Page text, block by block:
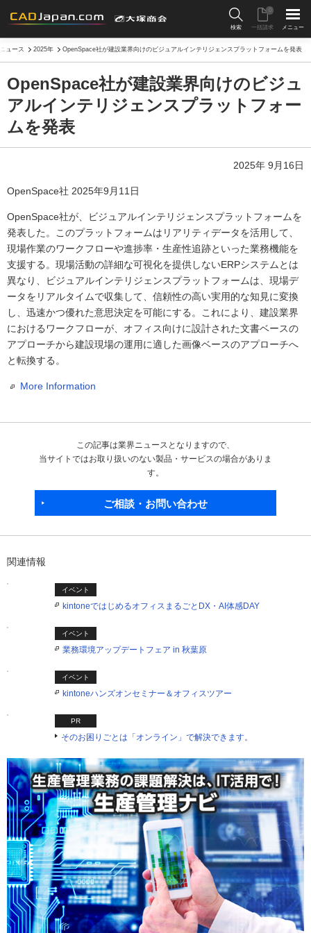
検索 一括請求
0
メニュー
ニュース 2025年 OpenSpace社が建設業界向けのビジュアルインテリジェンスプラットフォームを発表
OpenSpace社が建設業界向けのビジュ
アルインテリジェンスプラットフォー
ムを発表
2025年 9月16日
OpenSpace社 2025年9月11日
OpenSpace社が、ビジュアルインテリジェンスプラットフォームを
発表した。このプラットフォームはリアリティデータを活用して、
現場作業のワークフローや進捗率・生産性追跡といった業務機能を
支援する。現場活動の詳細な可視化を提供しないERPシステムとは
異なり、ビジュアルインテリジェンスプラットフォームは、現場デ
ータをリアルタイムで収集して、信頼性の高い実用的な知見に変換
し、迅速かつ優れた意思決定を可能にする。これにより、建設業界
におけるワークフローが、オフィス向けに設計された文書ベースの
アプローチから建設現場の運用に適した画像ベースのアプローチへ
と転換する。
More Information
この記事は業界ニュースとなりますので、
当サイトではお取り扱いのない製品・サービスの場合がありま
す。
ご相談・お問い合わせ
関連情報
イベント
kintoneではじめるオフィスまるごとDX・AI体感DAY
イベント
業務環境アップデートフェア in 秋葉原
イベント
kintoneハンズオンセミナー＆オフィスツアー
PR
そのお困りごとは「オンライン」で解決できます。